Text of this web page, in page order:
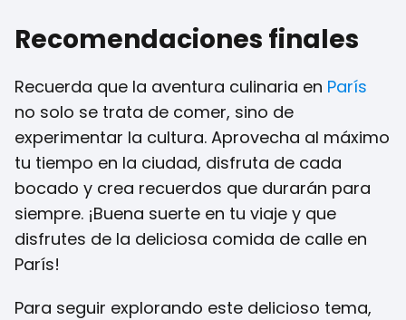
Recomendaciones finales
Recuerda que la aventura culinaria en París
no solo se trata de comer, sino de
experimentar la cultura. Aprovecha al máximo
tu tiempo en la ciudad, disfruta de cada
bocado y crea recuerdos que durarán para
siempre. ¡Buena suerte en tu viaje y que
disfrutes de la deliciosa comida de calle en
París!
Para seguir explorando este delicioso tema,